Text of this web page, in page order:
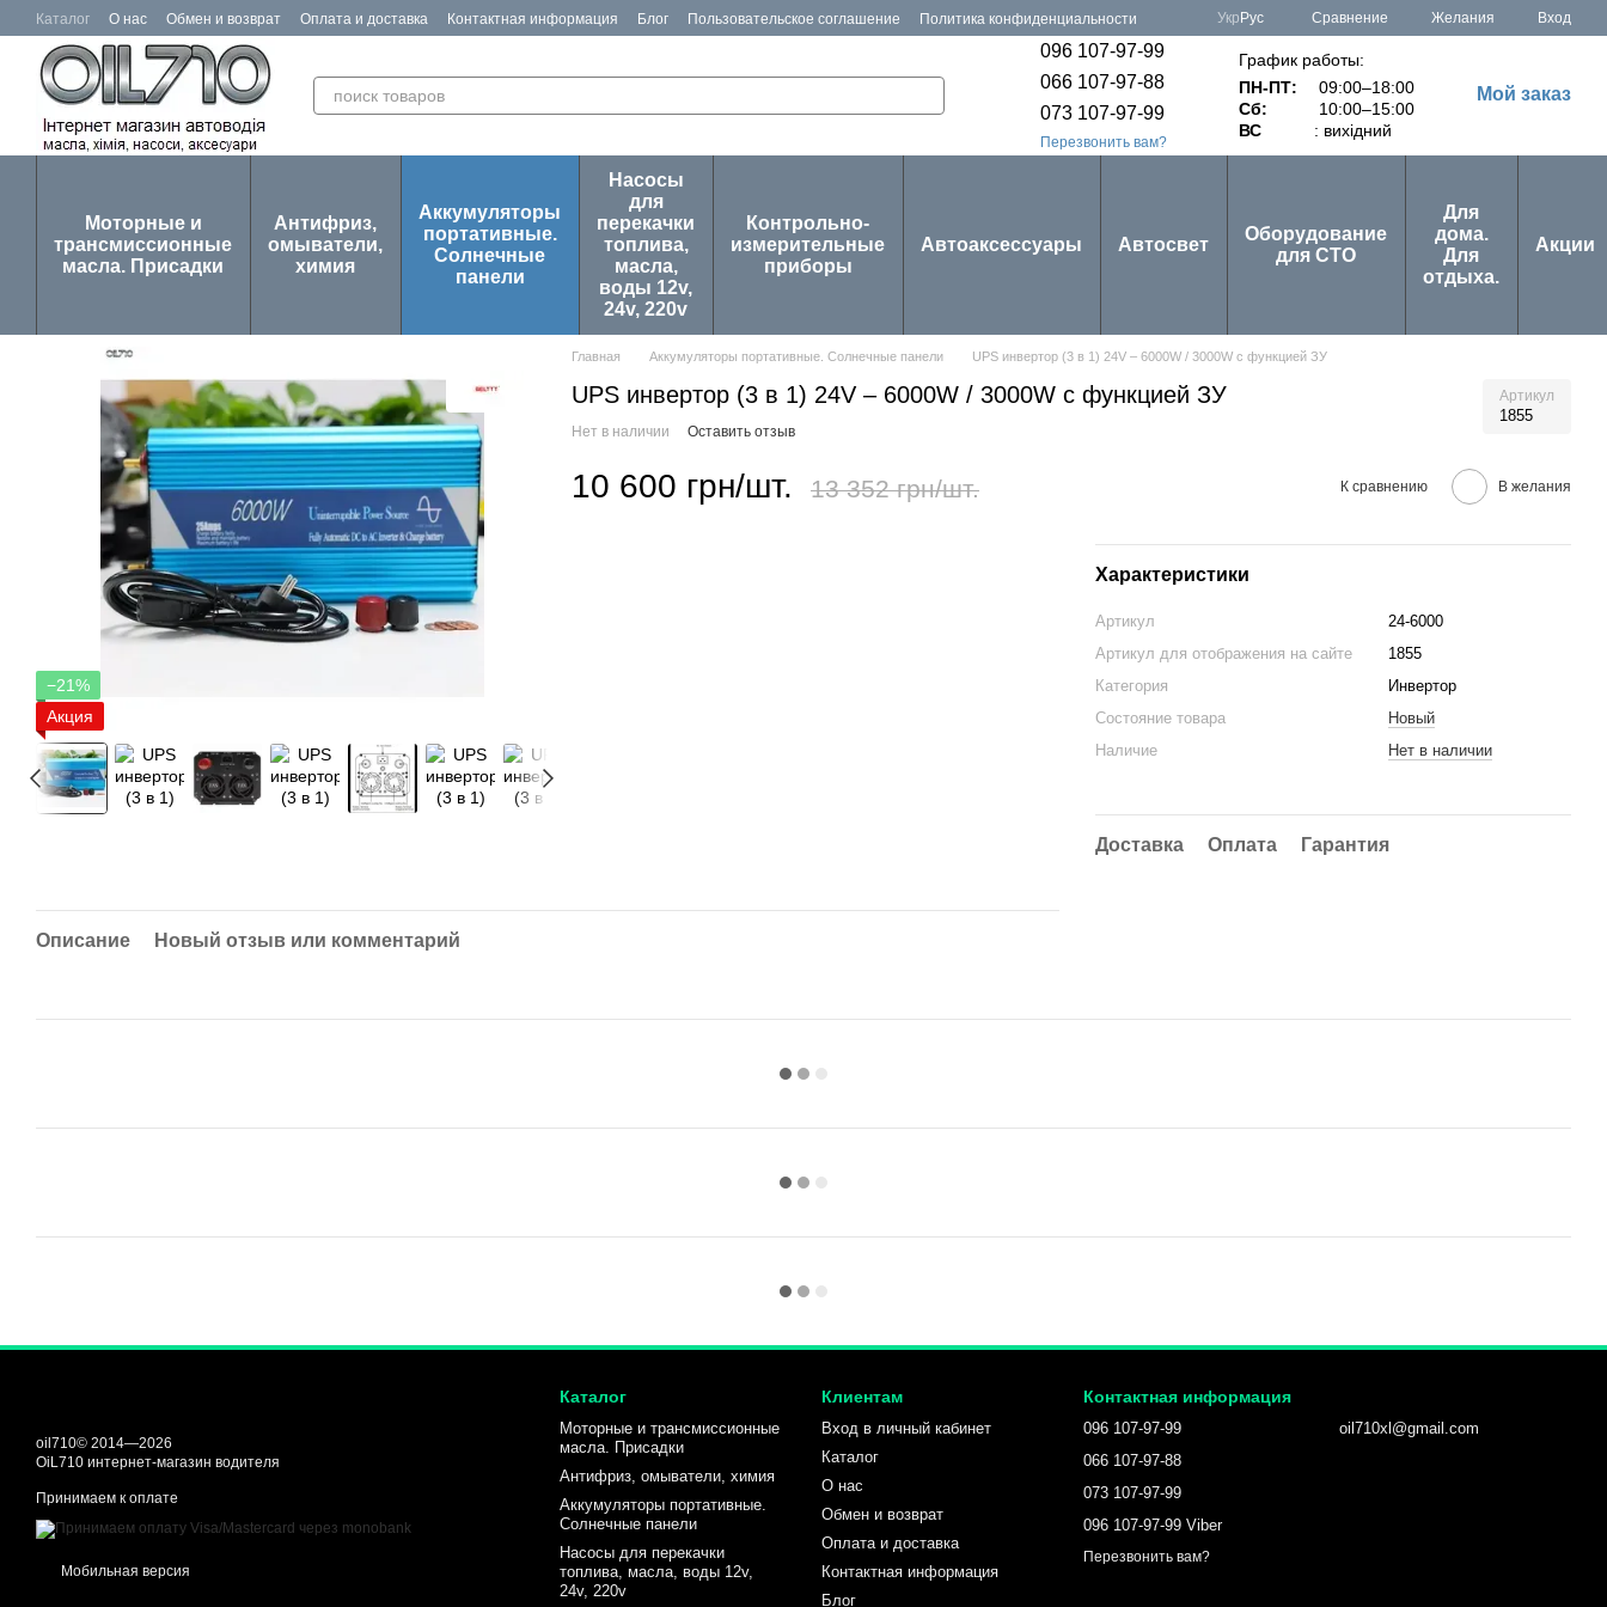
Перейти к основному контенту
Каталог О нас Обмен и возврат Оплата и доставка Контактная информация Блог Пользовательское соглашение
Политика конфиденциальности
Отзывы о магазине
Укр Рус Сравнение Желания Вход
096 107-97-99
066 107-97-88
073 107-97-99
Перезвонить вам?
График работы:
ПН-ПТ:
09:00–18:00
Сб:
10:00–15:00
ВС
: вихідний
Мой заказ
Моторные и
трансмиссионные
масла. Присадки
Антифриз,
омыватели,
химия
Аккумуляторы
портативные.
Солнечные
панели
Насосы
для
перекачки
топлива,
масла,
воды 12v,
24v, 220v
Контрольно-
измерительные
приборы
Автоаксессуары Автосвет
Оборудование
для СТО
Для
дома.
Для
отдыха.
Акции
−21%
Акция
Главная Аккумуляторы портативные. Солнечные панели UPS инвертор (3 в 1) 24V – 6000W / 3000W с функцией ЗУ
UPS инвертор (3 в 1) 24V – 6000W / 3000W с функцией ЗУ Артикул
1855
Нет в наличии Оставить отзыв
10 600 грн/шт. 13 352 грн/шт. К сравнению В желания
Характеристики
Артикул
24-6000
Артикул для отображения на сайте
1855
Категория
Инвертор
Состояние товара
Новый
Наличие
Нет в наличии
Доставка Оплата Гарантия
Описание Новый отзыв или комментарий
oil710© 2014—2026
OiL710 интернет-магазин водителя
Принимаем к оплате
Мобильная версия
Каталог
Моторные и трансмиссионные
масла. Присадки
Антифриз, омыватели, химия
Аккумуляторы портативные.
Солнечные панели
Насосы для перекачки
топлива, масла, воды 12v,
24v, 220v
Клиентам
Вход в личный кабинет
Каталог
О нас
Обмен и возврат
Оплата и доставка
Контактная информация
Блог
Контактная информация
096 107-97-99
066 107-97-88
073 107-97-99
096 107-97-99 Viber
Перезвонить вам?
oil710xl@gmail.com